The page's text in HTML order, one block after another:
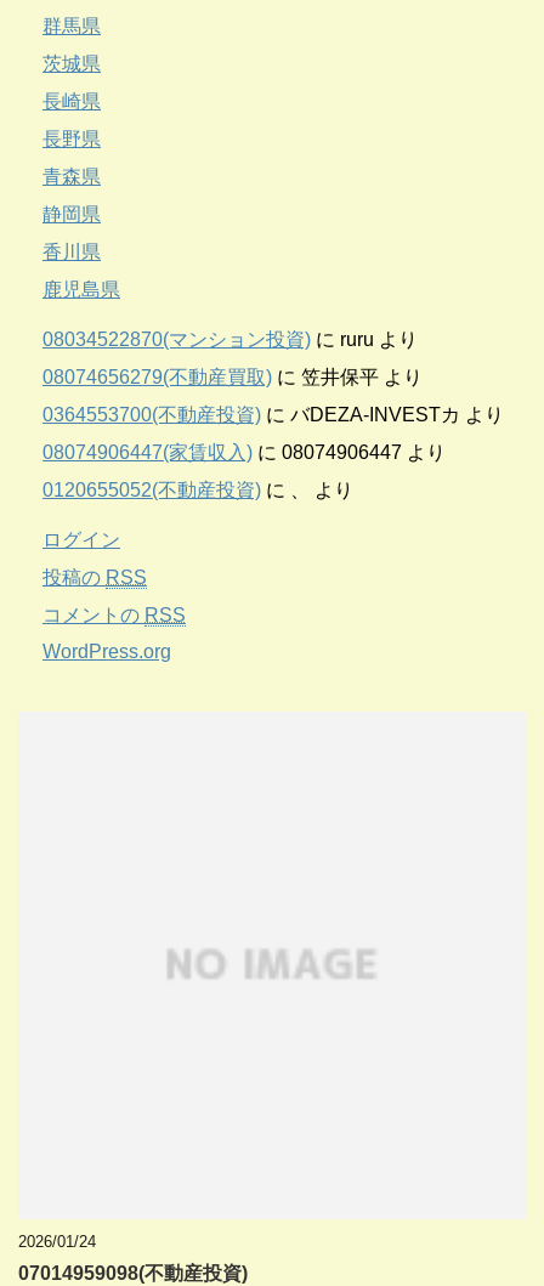
群馬県
茨城県
長崎県
長野県
青森県
静岡県
香川県
鹿児島県
08034522870(マンション投資) に ruru より
08074656279(不動産買取) に 笠井保平 より
0364553700(不動産投資) に バDEZA-INVESTカ より
08074906447(家賃収入) に 08074906447 より
0120655052(不動産投資) に より
ログイン
投稿の RSS
コメントの RSS
WordPress.org
2026/01/24
07014959098(不動産投資)